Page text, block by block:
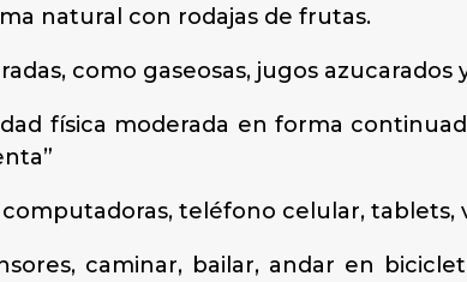
natural con rodajas de frutas.
como gaseosas, jugos azucarados
física moderada en forma
teléfono celular, tablets,
caminar, bailar, andar en